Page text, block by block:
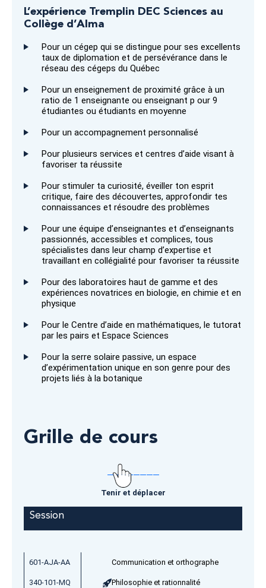
L’expérience Tremplin DEC Sciences au
Collège d’Alma
Pour un cégep qui se distingue pour ses excellents
taux de diplomation et de persévérance dans le
réseau des cégeps du Québec
Pour un enseignement de proximité grâce à un
ratio de 1 enseignante ou enseignant p our 9
étudiantes ou étudiants en moyenne
Pour un accompagnement personnalisé
Pour plusieurs services et centres d’aide visant à
favoriser ta réussite
Pour stimuler ta curiosité, éveiller ton esprit
critique, faire des découvertes, approfondir tes
connaissances et résoudre des problèmes
Pour une équipe d’enseignantes et d’enseignants
passionnés, accessibles et complices, tous
spécialistes dans leur champ d’expertise et
travaillant en collégialité pour favoriser ta réussite
Pour des laboratoires haut de gamme et des
expériences novatrices en biologie, en chimie et en
physique
Pour le Centre d’aide en mathématiques, le tutorat
par les pairs et Espace Sciences
Pour la serre solaire passive, un espace
d’expérimentation unique en son genre pour des
projets liés à la botanique
Grille de cours
Tenir et déplacer
Session
601-AJA-AA Communication et orthographe
340-101-MQ Philosophie et rationnalité